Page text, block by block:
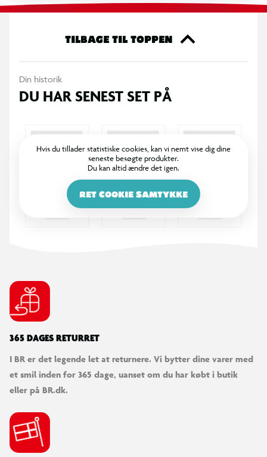
TILBAGE TIL TOPPEN
Din historik
DU HAR SENEST SET PÅ
Hvis du tillader statistiske cookies, kan vi nemt vise dig dine
seneste besøgte produkter.
Du kan altid ændre det igen.
RET COOKIE SAMTYKKE
365 DAGES RETURRET
I BR er det legende let at returnere. Vi bytter dine varer med
et smil inden for 365 dage, uanset om du har købt i butik
eller på BR.dk.